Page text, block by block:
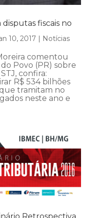
fiscais no
10, 2017 Notícias
comentou
Povo (PR) sobre
confira:
R$ 534 bilhões
que tramitam no
neste ano e